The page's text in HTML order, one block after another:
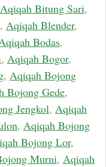
Aqiqah Bitung Sari,
, Aqiqah Blender,
Bodas,
, Aqiqah Bogor,
, Aqiqah Bojong
Bojong Gede,
Jengkol, Aqiqah
, Aqiqah Bojong
Bojong Lor,
Murni, Aqiqah